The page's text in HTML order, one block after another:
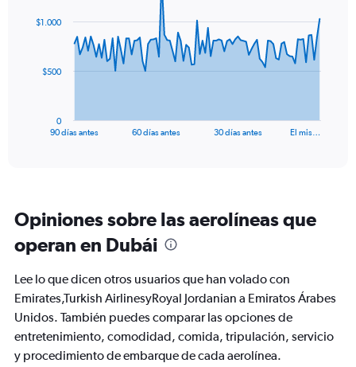
data
The
categories.
chart
1
Y
axis
values.
Range:
90 días antes 60 días antes 30 días antes El mis…
0
$500
$1.000
Opiniones sobre las aerolíneas que
operan en Dubái
Lee lo que dicen otros usuarios que han volado con
Emirates,Turkish AirlinesyRoyal Jordanian a Emiratos Árabes
Unidos. También puedes comparar las opciones de
entretenimiento, comodidad, comida, tripulación, servicio
y procedimiento de embarque de cada aerolínea.